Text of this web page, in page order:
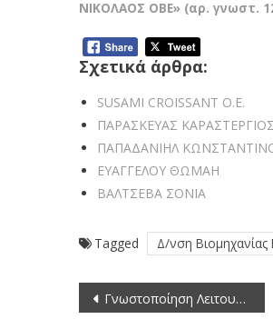
ΝΙΚΟΛΑΟΣ ΟΒΕ» (αρ. γνωστ.
Σχετικά άρθρα:
SUSAMI CROISSANT O.E.
ΠΑΡΑΣΚΕΥΑΣ ΚΑΡΑΣΤΕΡΓΙΟΣ
ΠΑΠΑΔΑΝΙΗΛ
ΕΥΑΓΓΕΛΟΥ ΘΩΜΑΗ
ΒΑΛΤΣΕΒΑ ΣΟΝΙΑ
Tagged Δ/νση
Πλοήγηση
Γνωστοποίηση Λειτουργίας μεταποιητικής επιχείρησης κατασκευής εξαρτημάτων ένδυσης και άλλων ειδών από γουνόδερμα «ΑΘΑΝΑΣΙΟΣ ΜΑΡΑΝΗΣ» (αρ. γνωστ. 1266737.001)